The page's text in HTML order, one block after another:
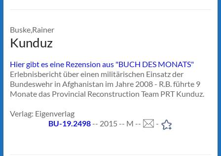
Buske,Rainer
Kunduz
Hier gibt es eine Rezension aus "BUCH DES MONATS"
Erlebnisbericht über einen militärischen Einsatz der
Bundeswehr in Afghanistan im Jahre 2008 - R.B. führte 9
Monate das Provincial Reconstruction Team PRT Kunduz.
Verlag: Eigenverlag
BU-19.2498-- 2015 -- M -- -